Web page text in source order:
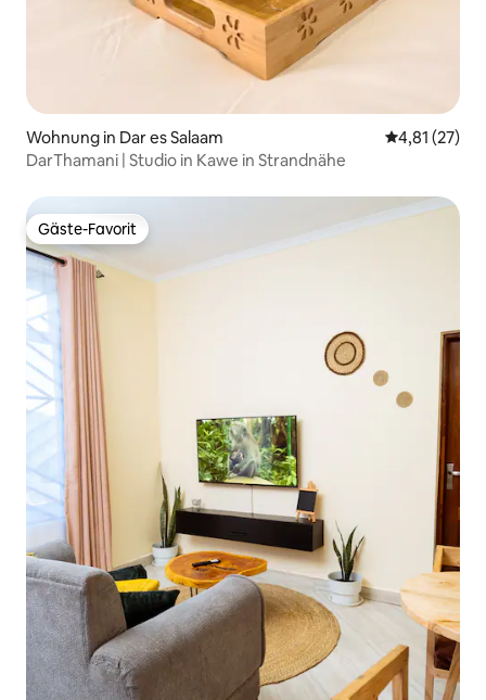
Wohnung in Dar es Salaam
4,81 (27)
DarThamani | Studio in Kawe in Strandnähe
Gäste-Favorit
Gäste-Favorit